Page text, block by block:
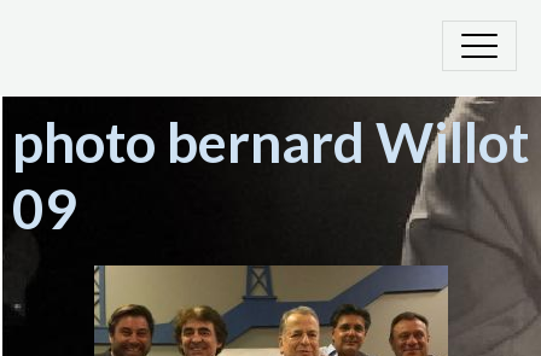
photo bernard Willot
09